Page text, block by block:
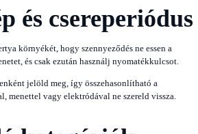
és csereperiódus
környékét, hogy szennyeződés ne essen a
és csak ezután használj nyomatékkulcsot.
jelöld meg, így összehasonlítható a
menettel vagy elektródával ne szereld vissza.